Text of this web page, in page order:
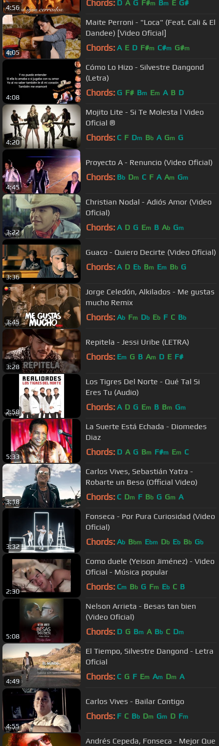
4:56 Chords: D A G F#m Bm E G#
4:05
Maite Perroni - "Loca" (Feat. Cali & El
Dandee) [Video Oficial]
Chords: A E D F#m C#m G#m
4:08
Cómo Lo Hizo - Silvestre Dangond
(Letra)
Chords: G F# Bm Em A B D
4:20
Mojito Lite - Si Te Molesta l Video
Oficial ®
Chords: C F Dm Bb A Gm G
4:45
Proyecto A - Renuncio (Video Oficial)
Chords: Bb Dm C F A Am Gm
3:22
Christian Nodal - Adiós Amor (Video
Oficial)
Chords: A D G Em B Ab Gm
3:36
Guaco - Quiero Decirte (Video Oficial)
Chords: A D Eb Bm Em Bb G
3:45
Jorge Celedón, Alkilados - Me gustas
mucho Remix
Chords: Ab Fm Db Eb F C Bb
3:28
Repitela - Jessi Uribe (LETRA)
Chords: Em G B Am D E F#
2:58
Los Tigres Del Norte - Qué Tal Si
Eres Tu (Audio)
Chords: A D G Em B Bm Gm
5:33
La Suerte Está Echada - Diomedes
Diaz
Chords: D A G Bm F#m Em C
3:18
Carlos Vives, Sebastián Yatra -
Robarte un Beso (Official Video)
Chords: C Dm F Bb G Gm A
3:32
Fonseca - Por Pura Curiosidad (Video
Oficial)
Chords: Ab Bbm Ebm Db Eb Bb Gb
2:30
Como duele (Yeison Jiménez) - Video
Oficial - Música popular
Chords: Cm Bb G Fm Eb C B
5:08
Nelson Arrieta - Besas tan bien
(Video Oficial)
Chords: D G Bm A Bb C Dm
4:49
El Tiempo, Silvestre Dangond - Letra
Oficial
Chords: C G F Em Am Dm A
4:55
Carlos Vives - Bailar Contigo
Chords: F C Bb Dm Gm D Fm
Andrés Cepeda, Fonseca - Mejor Que